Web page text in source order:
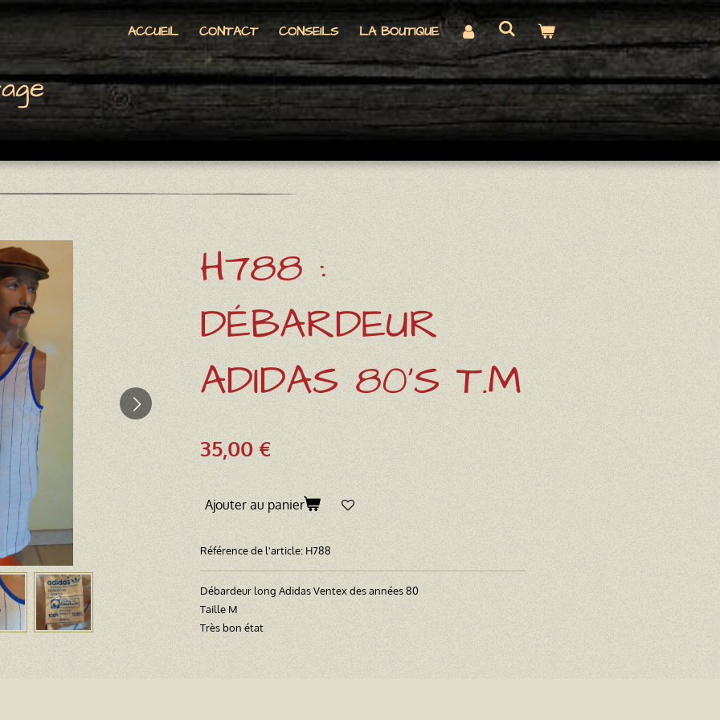
ACCUEIL CONTACT CONSEILS LA BOUTIQUE
H788 :
DÉBARDEUR
ADIDAS 80'S T.M
35,00 €
Ajouter au panier
Référence de l'article: H788
Débardeur long Adidas Ventex des années 80
Taille M
Très bon état